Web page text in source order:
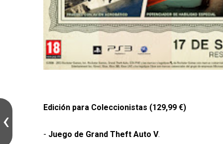
Edición para Coleccionistas (129,99 €)
- Juego de Grand Theft Auto V.